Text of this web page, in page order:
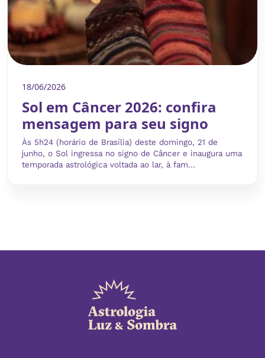
18/06/2026
Sol em Câncer 2026: confira
mensagem para seu signo
Às 5h24 (horário de Brasília) deste domingo, 21 de
junho, o Sol ingressa no signo de Câncer e inaugura uma
temporada astrológica voltada ao lar, à fam...